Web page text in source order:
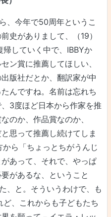
、今年で50周年というこ
史がありまして、（19）
していく中で、IBBYか
ン賞に推薦してほしい、
版社だとか、翻訳家が中
んですね。名前は忘れち
3度ほど日本から作家を推
のか、作品賞なのか、
思って推薦し続けてしま
ら「ちょっとちがうんじ
あって、それで、やっぱ
があるな、ということ
、と。そういうわけで、も
、これからも子どもたち